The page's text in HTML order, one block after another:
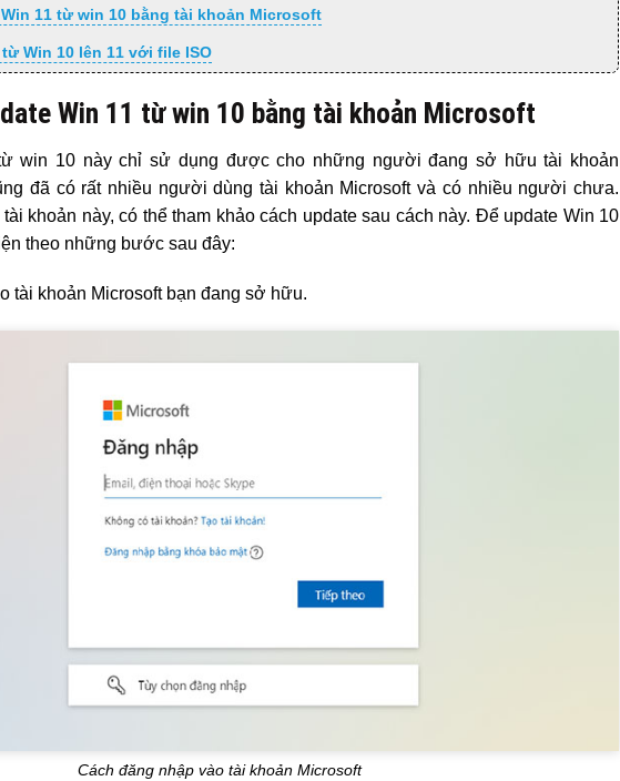
11 từ win 10 bằng tài khoản Microsoft
Win 10 lên 11 với file ISO
Win 11 từ win 10 bằng tài khoản Microsoft
win 10 này chỉ sử dụng được cho những người đang sở hữu tài khoản
đã có rất nhiều người dùng tài khoản Microsoft và có nhiều người chưa.
khoản này, có thể tham khảo cách update sau cách này. Để update Win 10
theo những bước sau đây:
tài khoản Microsoft bạn đang sở hữu.
Cách đăng nhập vào tài khoản Microsoft